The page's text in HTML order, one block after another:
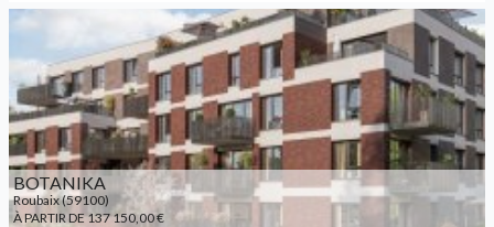
À PARTIR DE 169 195,00 €
BOTANIKA
Roubaix (59100)
À PARTIR DE 137 150,00 €